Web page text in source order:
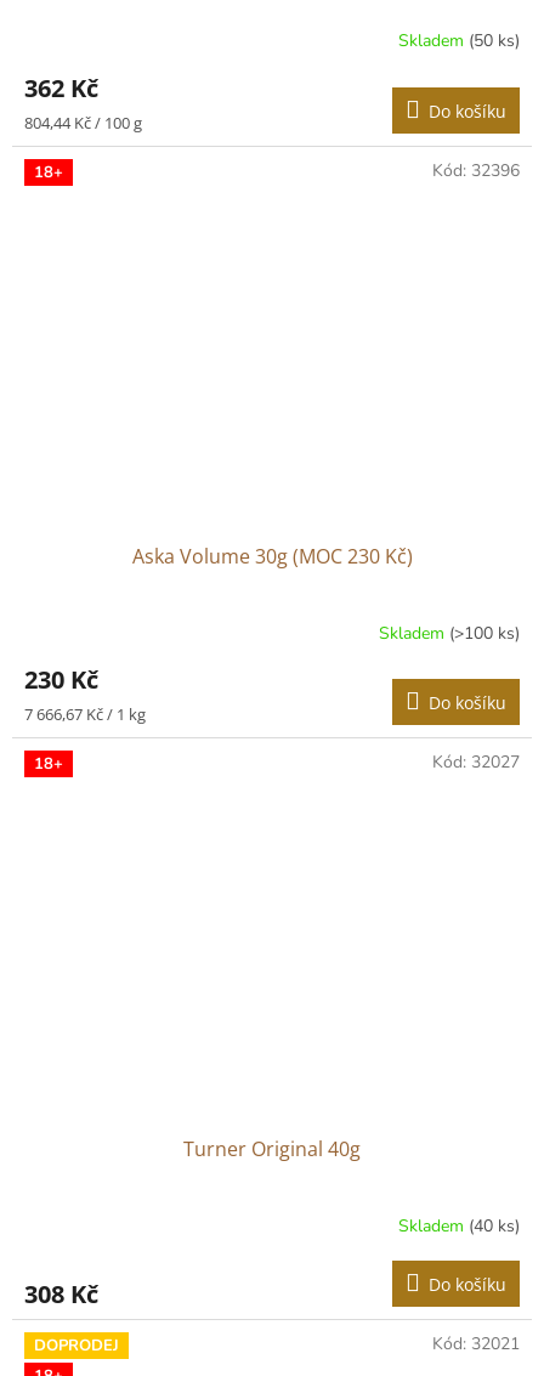
Skladem (50 ks)
362 Kč
Měrná
cena:
804,44 Kč / 100 g Do košíku
18+
Aska Volume 30g (MOC 230 Kč)
produktu
je
z
5
Skladem (>100 ks)
230 Kč
Měrná
cena:
7 666,67 Kč / 1 kg Do košíku
Kód: 32396
18+
Turner Original 40g
Skladem (40 ks)
308 Kč Do košíku
Kód: 32027
DOPRODEJ
Kód: 32021